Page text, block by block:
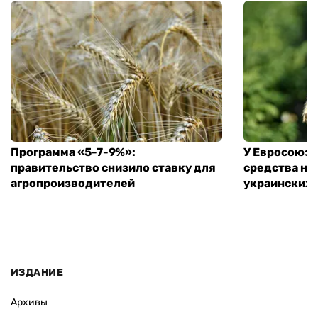
Программа «5-7-9%»:
правительство снизило ставку для
агропроизводителей
У
средства
ИЗДАНИЕ
Архивы